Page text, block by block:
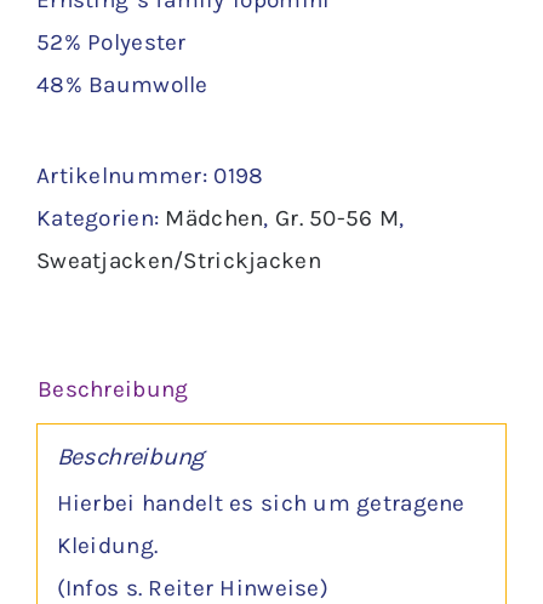
52% Polyester
48% Baumwolle
Artikelnummer: 0198
Kategorien: Mädchen, Gr. 50-56 M,
Sweatjacken/Strickjacken
Beschreibung
Beschreibung
Hierbei handelt es sich um getragene
Kleidung.
(Infos s. Reiter Hinweise)